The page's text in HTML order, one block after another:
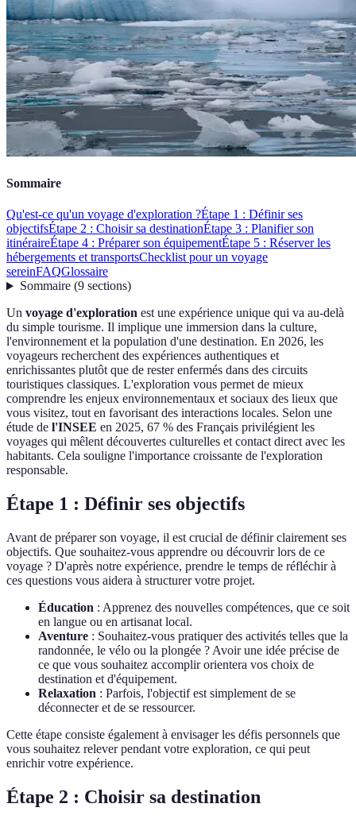
Sommaire
Qu'est-ce qu'un voyage d'exploration ?Étape 1 : Définir ses
objectifsÉtape 2 : Choisir sa destinationÉtape 3 : Planifier son
itinéraireÉtape 4 : Préparer son équipementÉtape 5 : Réserver les
hébergements et transportsChecklist pour un voyage
sereinFAQGlossaire
Sommaire(9 sections)
Un voyage d'exploration est une expérience unique qui va au-delà
du simple tourisme. Il implique une immersion dans la culture,
l'environnement et la population d'une destination. En 2026, les
voyageurs recherchent des expériences authentiques et
enrichissantes plutôt que de rester enfermés dans des circuits
touristiques classiques. L'exploration vous permet de mieux
comprendre les enjeux environnementaux et sociaux des lieux que
vous visitez, tout en favorisant des interactions locales. Selon une
étude de l'INSEE en 2025, 67 % des Français privilégient les
voyages qui mêlent découvertes culturelles et contact direct avec les
habitants. Cela souligne l'importance croissante de l'exploration
responsable.
Étape 1 : Définir ses objectifs
Avant de préparer son voyage, il est crucial de définir clairement ses
objectifs. Que souhaitez-vous apprendre ou découvrir lors de ce
voyage ? D'après notre expérience, prendre le temps de réfléchir à
ces questions vous aidera à structurer votre projet.
Éducation : Apprenez des nouvelles compétences, que ce soit
en langue ou en artisanat local.
Aventure : Souhaitez-vous pratiquer des activités telles que la
randonnée, le vélo ou la plongée ? Avoir une idée précise de
ce que vous souhaitez accomplir orientera vos choix de
destination et d'équipement.
Relaxation : Parfois, l'objectif est simplement de se
déconnecter et de se ressourcer.
Cette étape consiste également à envisager les défis personnels que
vous souhaitez relever pendant votre exploration, ce qui peut
enrichir votre expérience.
Étape 2 : Choisir sa destination